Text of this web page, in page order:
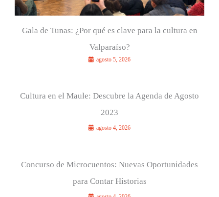
Gala de Tunas: ¿Por qué es clave para la cultura en
Valparaíso?
agosto 5, 2026
Cultura en el Maule: Descubre la Agenda de Agosto
2023
agosto 4, 2026
Concurso de Microcuentos: Nuevas Oportunidades
para Contar Historias